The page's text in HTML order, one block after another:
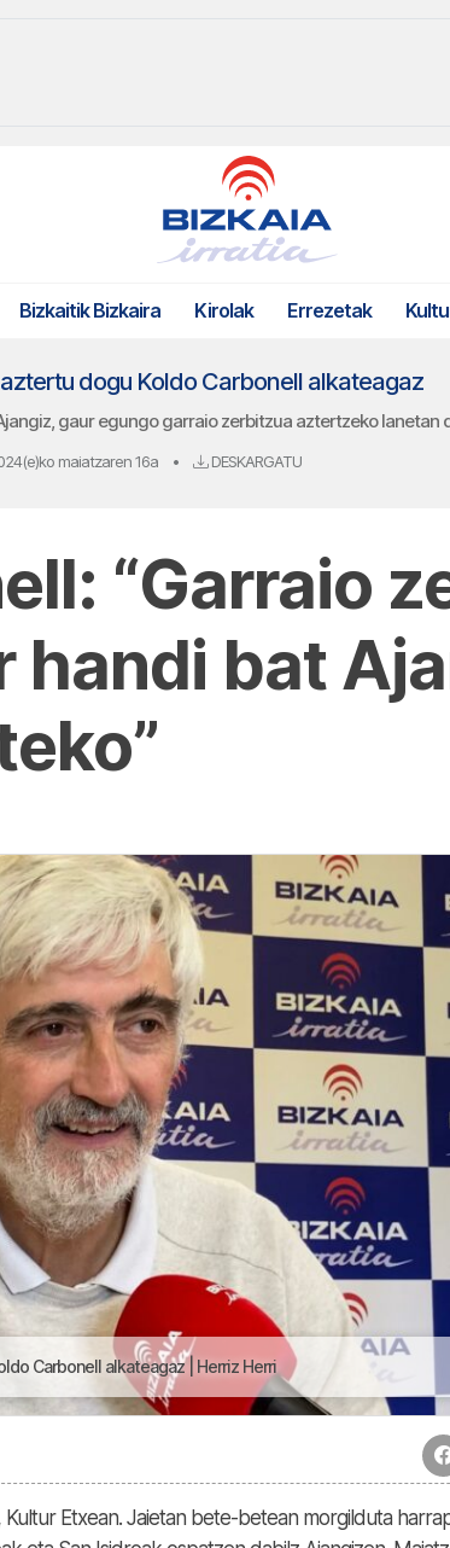
Bizkaitik Bizkaira Kirolak Errezetak
dogu Koldo Carbonell alkateagaz
gaur egungo garraio zerbitzua aztertzeko lanetan
maiatzaren 16a • DESKARGATU
“Garraio
handi bat
Carbonell alkateagaz | Herriz Herri
Etxean. Jaietan bete-betean morgilduta